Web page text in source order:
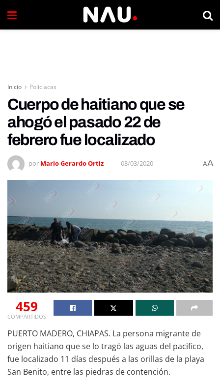
Inicio Policiacas
Cuerpo de haitiano que se
ahogó el pasado 22 de
febrero fue localizado
por Mario Gerardo Ortiz 03/03/2020 AA
459
COMPARTIDOS
PUERTO MADERO, CHIAPAS. La persona migrante de
origen haitiano que se lo tragó las aguas del pacifico,
fue localizado 11 días después a las orillas de la playa
San Benito, entre las piedras de contención.